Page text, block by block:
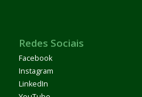
Redes Sociais
Facebook
Instagram
LinkedIn